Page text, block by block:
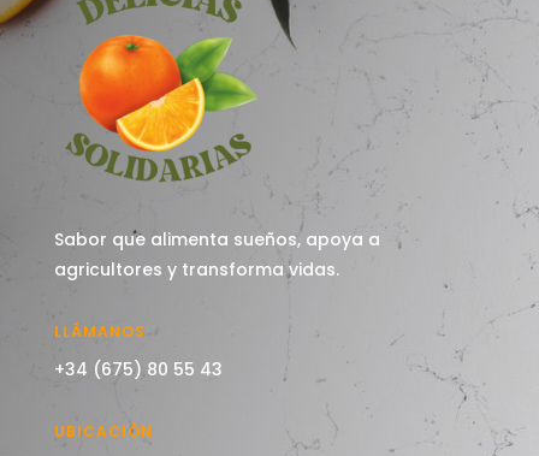
Sabor que alimenta sueños, apoya a
agricultores y transforma vidas.
LLÁMANOS
+34 (675) 80 55 43
UBICACIÓN